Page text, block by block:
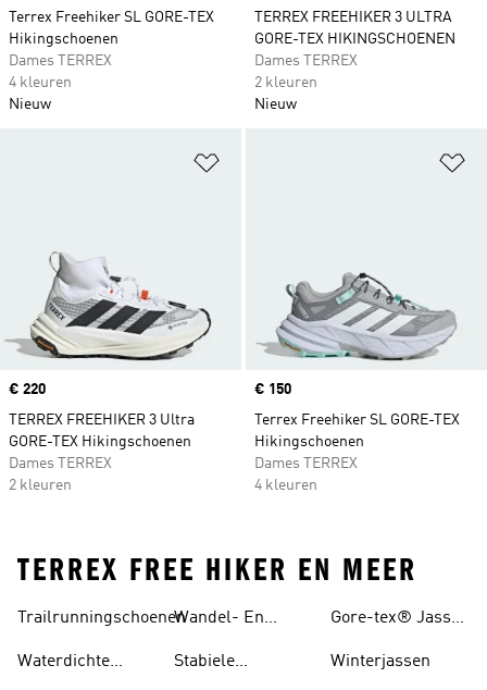
Terrex Freehiker SL GORE-TEX
Hikingschoenen
Dames TERREX
4 kleuren
Nieuw
TERREX FREEHIKER 3 ULTRA
GORE-TEX HIKINGSCHOENEN
Dames TERREX
2 kleuren
Nieuw
Price
€ 220
TERREX FREEHIKER 3 Ultra
GORE-TEX Hikingschoenen
Dames TERREX
2 kleuren
Price
€ 150
Terrex Freehiker SL GORE-TEX
Hikingschoenen
Dames TERREX
4 kleuren
TERREX FREE HIKER EN MEER
Trailrunningschoenen
Waterdichte
Wandel- En
Stabiele
Gore-tex® Jassen
Winterjassen